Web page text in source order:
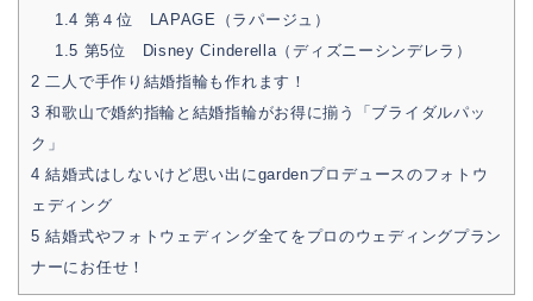
1.4 第４位 LAPAGE（ラパージュ）
1.5 第5位 Disney Cinderella（ディズニーシンデレラ）
2 二人で手作り結婚指輪も作れます！
3 和歌山で婚約指輪と結婚指輪がお得に揃う「ブライダルパッ
ク」
4 結婚式はしないけど思い出にgardenプロデュースのフォトウ
ェディング
5 結婚式やフォトウェディング全てをプロのウェディングプラン
ナーにお任せ！